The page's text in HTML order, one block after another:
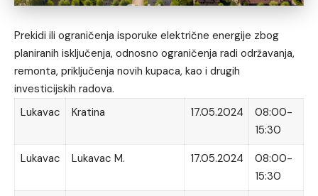
Prekidi ili ograničenja isporuke električne energije zbog
planiranih isključenja, odnosno ograničenja radi održavanja,
remonta, priključenja novih kupaca, kao i drugih
investicijskih radova.
Lukavac
Kratina 17.05.2024
08:00-
15:30
Lukavac
Lukavac M. 17.05.2024
08:00-
15:30